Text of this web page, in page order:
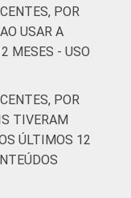
por
- TIC Kids
por
POR
USAR A
MESES - USO
POR
TIVERAM
ÚLTIMOS 12